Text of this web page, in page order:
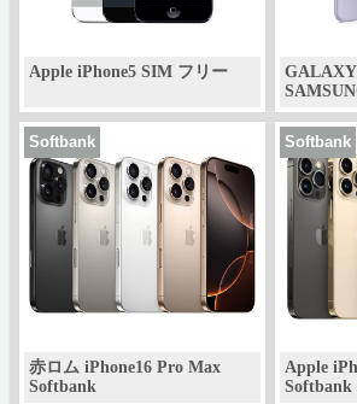
Apple iPhone5 SIM フリー
GALAXY
Softbank
赤ロム iPhone16 Pro Max
Softbank
Softbank
Apple
Softbank